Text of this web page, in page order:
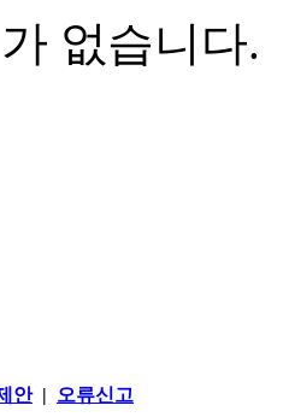
없습니다.
안| 오류신고